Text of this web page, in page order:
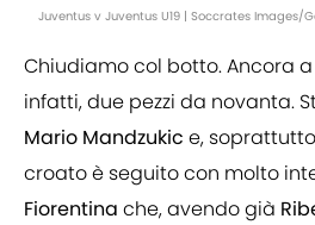
Juventus v Juventus U19 | Soccrates Images/
Chiudiamo col botto. Ancora
infatti, due pezzi da novanta.
Mario Mandzukic e,
croato è seguito con molto
Fiorentina che, avendo già